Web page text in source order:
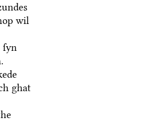
wil
ghat